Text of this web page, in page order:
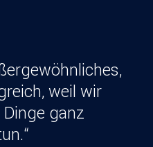
weil wir
ganz